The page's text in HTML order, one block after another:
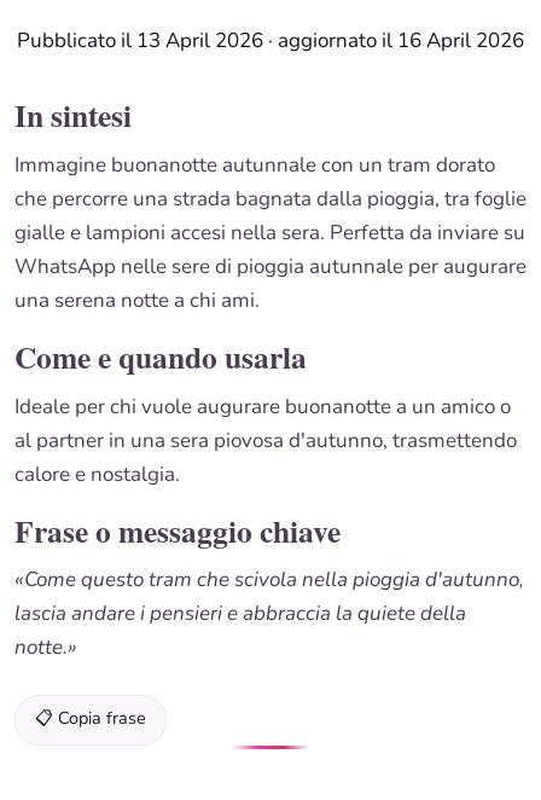
Pubblicato il 13 April 2026 · aggiornato il 16 April 2026
In sintesi
Immagine buonanotte autunnale con un tram dorato
che percorre una strada bagnata dalla pioggia, tra foglie
gialle e lampioni accesi nella sera. Perfetta da inviare su
WhatsApp nelle sere di pioggia autunnale per augurare
una serena notte a chi ami.
Come e quando usarla
Ideale per chi vuole augurare buonanotte a un amico o
al partner in una sera piovosa d'autunno, trasmettendo
calore e nostalgia.
Frase o messaggio chiave
«Come questo tram che scivola nella pioggia d'autunno,
lascia andare i pensieri e abbraccia la quiete della
notte.»
📋 Copia frase